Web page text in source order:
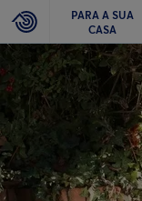
PARA A SUA
CASA